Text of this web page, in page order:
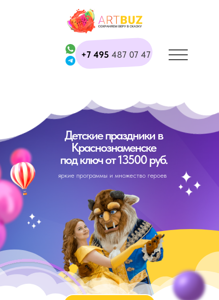
+7 495 487 07 47
Детские праздники в
Краснознаменске
под ключ от 13500 руб.
яркие программы и множество героев